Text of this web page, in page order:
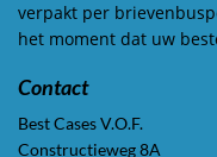
verpakt per
het moment dat uw
Contact
Best Cases V.O.F.
Constructieweg 8A